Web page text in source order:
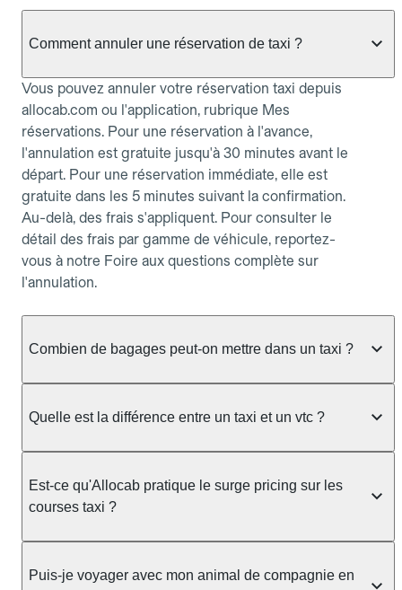
Comment annuler une réservation de taxi ?
Vous pouvez annuler votre réservation taxi depuis
allocab.com ou l'application, rubrique Mes
réservations. Pour une réservation à l'avance,
l'annulation est gratuite jusqu'à 30 minutes avant le
départ. Pour une réservation immédiate, elle est
gratuite dans les 5 minutes suivant la confirmation.
Au-delà, des frais s'appliquent. Pour consulter le
détail des frais par gamme de véhicule, reportez-
vous à notre Foire aux questions complète sur
l'annulation.
Combien de bagages peut-on mettre dans un taxi ?
taxi berline accueille en général jusqu'à 3 bagages
ou nombreux, précisez-le dans le champ "Message
au chauffeur" lors de la réservation. Le prix n'est
pas impacté par le nombre de bagages.
Quelle est la différence entre un taxi et un vtc ?
prendre en charge directement dans la rue, à une
station ou sur réservation, avec un tarif au
réservation et propose un prix fixe annoncé à
l'avance. Chez Allocab, réservez facilement votre
Est-ce qu'Allocab pratique le surge pricing sur les
courses taxi ?
réglementation préfectorale et suit un barème
Puis-je voyager avec mon animal de compagnie en